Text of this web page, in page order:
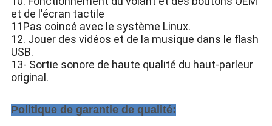
et de l'écran tactile
11Pas coincé avec le système Linux.
12. Jouer des vidéos et de la musique dans le flash
USB.
13- Sortie sonore de haute qualité du haut-parleur
original.
Politique de garantie de qualité: